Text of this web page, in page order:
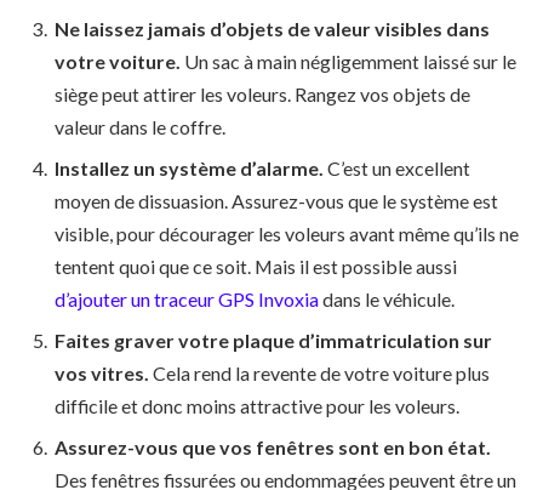
Ne laissez jamais d’objets de valeur visibles dans
votre voiture. Un sac à main négligemment laissé sur le
siège peut attirer les voleurs. Rangez vos objets de
valeur dans le coffre.
Installez un système d’alarme. C’est un excellent
moyen de dissuasion. Assurez-vous que le système est
visible, pour décourager les voleurs avant même qu’ils ne
tentent quoi que ce soit. Mais il est possible aussi
d’ajouter un traceur GPS Invoxiadans le véhicule.
Faites graver votre plaque d’immatriculation sur
vos vitres. Cela rend la revente de votre voiture plus
difficile et donc moins attractive pour les voleurs.
Assurez-vous que vos fenêtres sont en bon état.
Des fenêtres fissurées ou endommagées peuvent être un